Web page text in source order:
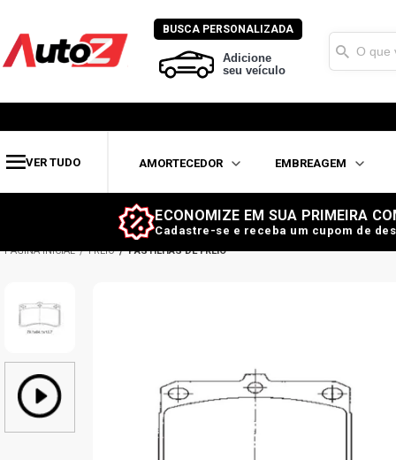
BUSCA PERSONALIZADA
Adicione
seu veículo
VER TUDO AMORTECEDOR EMBREAGEM
ECONOMIZE EM SUA PRIMEIRA
Cadastre-se e receba um cupom de
FREIO PASTILHAS DE FREIO